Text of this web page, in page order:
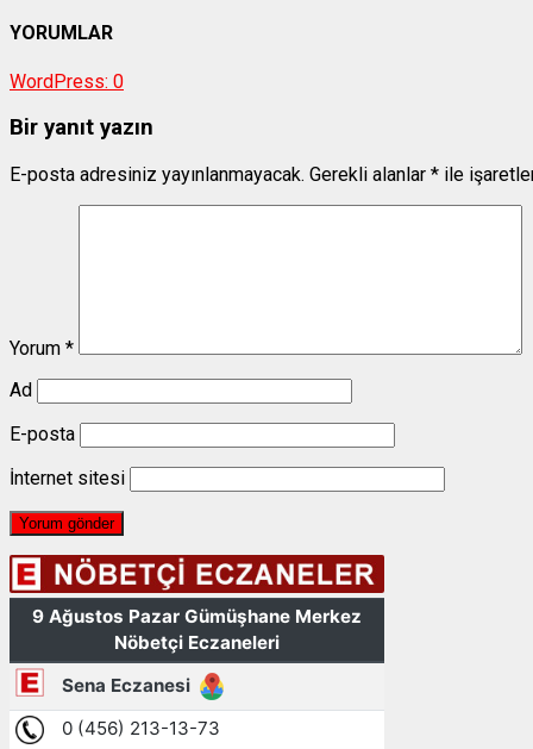
YORUMLAR
WordPress: 0
Bir yanıt yazın
E-posta adresiniz yayınlanmayacak. Gerekli alanlar * ile
Yorum *
Ad
E-posta
İnternet sitesi